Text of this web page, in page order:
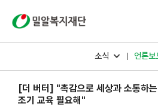
소식 언론보
[더 버터] "촉감으로 세상과 소통하
조기 교육 필요해"